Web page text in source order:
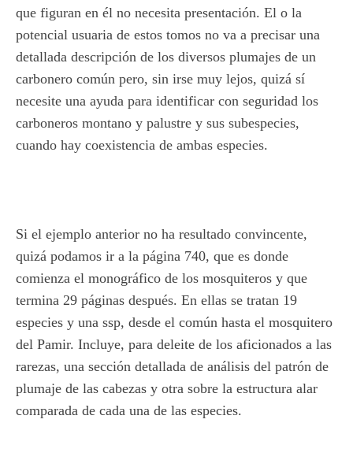
que figuran en él no necesita presentación. El o la
potencial usuaria de estos tomos no va a precisar una
detallada descripción de los diversos plumajes de un
carbonero común pero, sin irse muy lejos, quizá sí
necesite una ayuda para identificar con seguridad los
carboneros montano y palustre y sus subespecies,
cuando hay coexistencia de ambas especies.
Si el ejemplo anterior no ha resultado convincente,
quizá podamos ir a la página 740, que es donde
comienza el monográfico de los mosquiteros y que
termina 29 páginas después. En ellas se tratan 19
especies y una ssp, desde el común hasta el mosquitero
del Pamir. Incluye, para deleite de los aficionados a las
rarezas, una sección detallada de análisis del patrón de
plumaje de las cabezas y otra sobre la estructura alar
comparada de cada una de las especies.